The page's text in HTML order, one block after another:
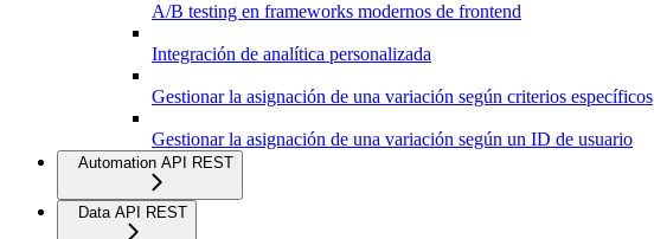
A/B testing en frameworks modernos de frontend
Integración de analítica personalizada
Gestionar la asignación de una variación según criterios específicos
Gestionar la asignación de una variación según un ID de usuario
Automation API REST
Data API REST